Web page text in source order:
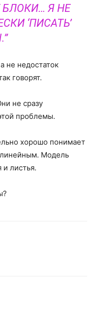
Я НЕ
‘ПИСАТЬ’
не недостаток
говорят.
не сразу
проблемы.
хорошо понимает
линейным. Модель
и листья.